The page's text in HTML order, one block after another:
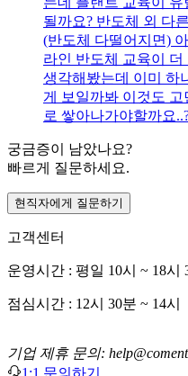
될까요? 반도체 외 다
(반도체 다떨어지면)
라인 반도체 교육이
생각해봤는데 이미 하
게 보일까봐 이것도
로 쌓아나가야할까요
궁금증이 남았나요?
빠르게 질문하세요.
현직자에게 질문하기
고객센터
운영시간 : 평일 10시 ~ 18시
점심시간 : 12시 30분 ~ 14시
기업 제휴 문의: